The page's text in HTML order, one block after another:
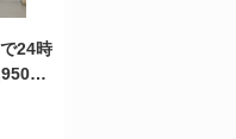
24時
マー
ート